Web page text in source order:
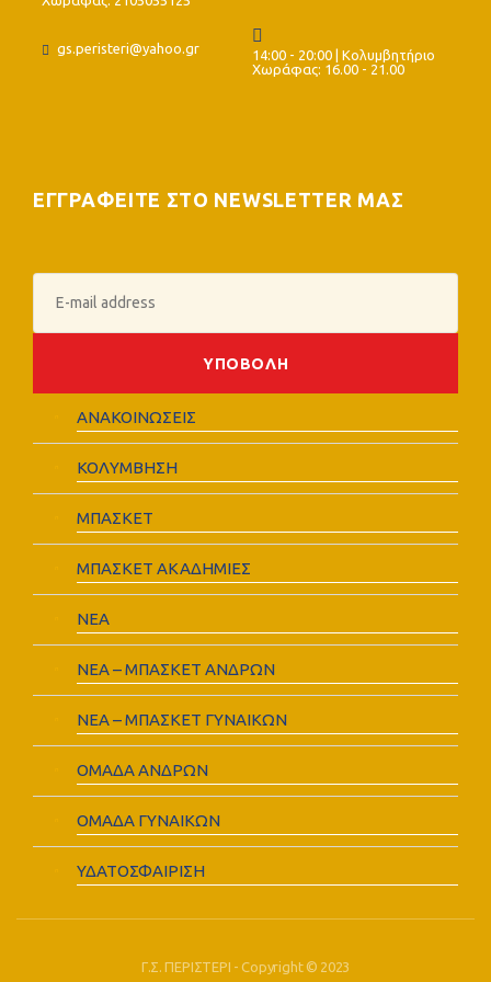
gs.peristeri@yahoo.gr
14:00 - 20:00 | Κολυμβητήριο
Χωράφας: 16.00 - 21.00
ΕΓΓΡΑΦΕΙΤΕ ΣΤΟ NEWSLETTER ΜΑΣ
ΑΝΑΚΟΙΝΩΣΕΙΣ
ΚΟΛΥΜΒΗΣΗ
ΜΠΑΣΚΕΤ
ΜΠΑΣΚΕΤ ΑΚΑΔΗΜΙΕΣ
ΝΕΑ
ΝΕΑ – ΜΠΑΣΚΕΤ ΑΝΔΡΩΝ
ΝΕΑ – ΜΠΑΣΚΕΤ ΓΥΝΑΙΚΩΝ
ΟΜΑΔΑ ΑΝΔΡΩΝ
ΟΜΑΔΑ ΓΥΝΑΙΚΩΝ
ΥΔΑΤΟΣΦΑΙΡΙΣΗ
Γ.Σ. ΠΕΡΙΣΤΕΡΙ - Copyright © 2023